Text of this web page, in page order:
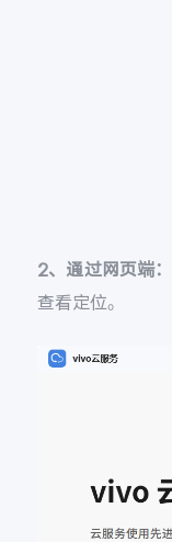
2、通过网页端：
查看定位。